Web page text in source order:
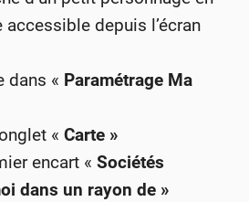
accessible depuis l’écran
dans « Paramétrage Ma
«Carte »
encart «Sociétés
dans un rayon de »